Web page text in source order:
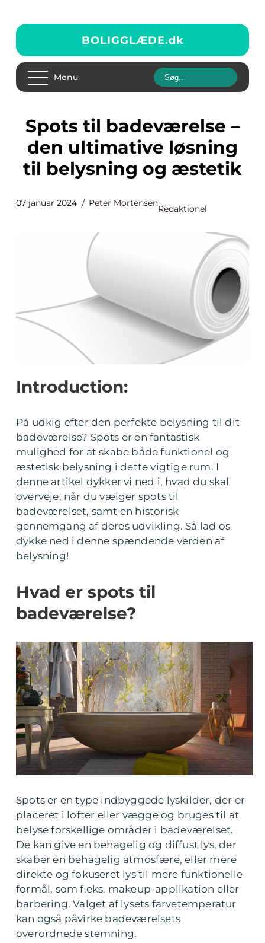
BOLIGGLÆDE.dk
Menu
Spots til badeværelse –
den ultimative løsning
til belysning og æstetik
07 januar 2024 Peter Mortensen
Redaktionel
Introduction:
På udkig efter den perfekte belysning til dit
badeværelse? Spots er en fantastisk
mulighed for at skabe både funktionel og
æstetisk belysning i dette vigtige rum. I
denne artikel dykker vi ned i, hvad du skal
overveje, når du vælger spots til
badeværelset, samt en historisk
gennemgang af deres udvikling. Så lad os
dykke ned i denne spændende verden af
belysning!
Hvad er spots til
badeværelse?
Spots er en type indbyggede lyskilder, der er
placeret i lofter eller vægge og bruges til at
belyse forskellige områder i badeværelset.
De kan give en behagelig og diffust lys, der
skaber en behagelig atmosfære, eller mere
direkte og fokuseret lys til mere funktionelle
formål, som f.eks. makeup-applikation eller
barbering. Valget af lysets farvetemperatur
kan også påvirke badeværelsets
overordnede stemning.